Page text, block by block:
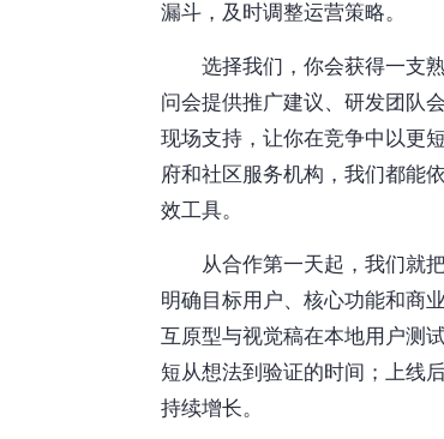
漏斗，及时调整运营策略。
选择我们，你会获得一支
问会提供推广建议、研发团队
现场支持，让你在竞争中以更
府和社区服务机构，我们都能
效工具。
从合作第一天起，我们就
明确目标用户、核心功能和商
互原型与视觉稿在本地用户测
短从想法到验证的时间；上线
持续增长。